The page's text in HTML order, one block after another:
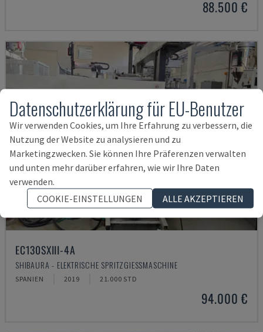
88.500 €
EC130SXIII-4A
SHIBAURA - ELEKTRISCHE SPRITZGIESSMASCHINE
SPANIEN 2019 21.000 STD
94.000 €
Datenschutzerklärung für EU-Benutzer
Wir verwenden Cookies, um Ihre Erfahrung zu verbessern, die
Nutzung der Website zu analysieren und zu
Marketingzwecken. Sie können Ihre Präferenzen verwalten
und unten mehr darüber erfahren, wie wir Ihre Daten
verwenden.
COOKIE-EINSTELLUNGEN
ALLE AKZEPTIEREN